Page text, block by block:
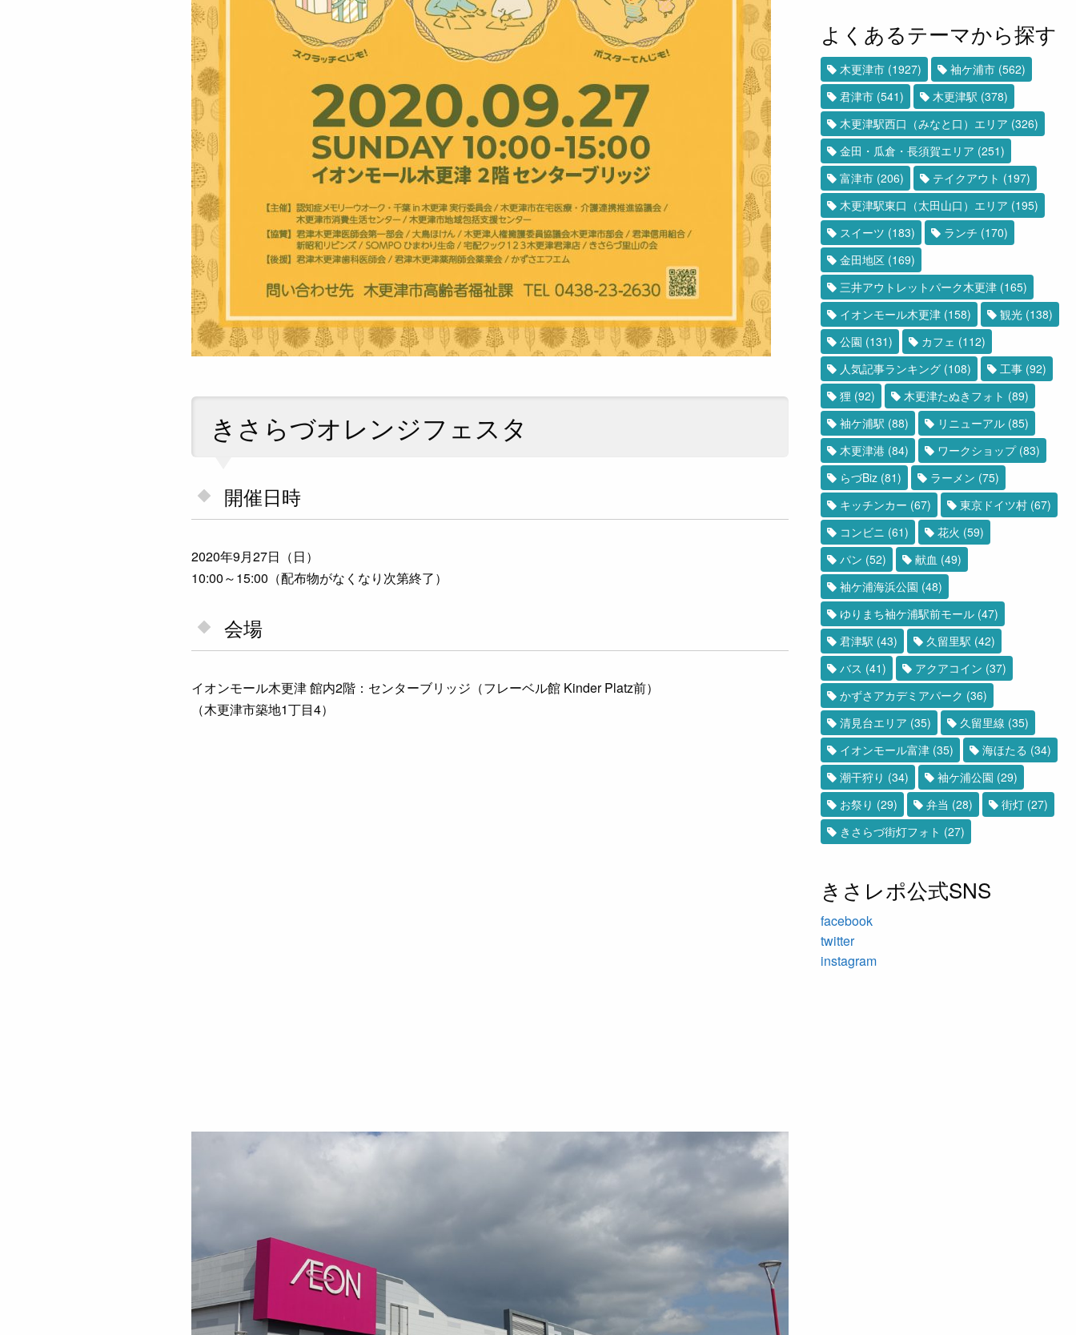
きさらづオレンジフェスタ
開催日時
2020年9月27日（日）
10:00～15:00（配布物がなくなり次第終了）
会場
イオンモール木更津 館内2階：センターブリッジ（フレーベル館 Kinder Platz前）
（木更津市築地1丁目4）
よくあるテーマから探す
木更津市(1927) 袖ケ浦市(562)
君津市(541) 木更津駅 (378)
木更津駅西口（みなと口）エリア (326)
金田・瓜倉・長須賀エリア (251)
富津市(206) テイクアウト (197)
木更津駅東口（太田山口）エリア (195)
スイーツ (183) ランチ (170)
金田地区(169)
三井アウトレットパーク木更津(165)
イオンモール木更津(158) 観光(138)
公園 (131) カフェ (112)
人気記事ランキング(108) 工事(92)
狸 (92) 木更津たぬきフォト (89)
袖ケ浦駅 (88) リニューアル(85)
木更津港(84) ワークショップ(83)
らづBiz(81) ラーメン (75)
キッチンカー (67) 東京ドイツ村(67)
コンビニ (61) 花火 (59)
パン (52) 献血 (49)
袖ケ浦海浜公園 (48)
ゆりまち袖ケ浦駅前モール(47)
君津駅 (43) 久留里駅 (42)
バス (41) アクアコイン (37)
かずさアカデミアパーク (36)
清見台エリア (35) 久留里線 (35)
イオンモール富津(35) 海ほたる (34)
潮干狩り (34) 袖ケ浦公園 (29)
お祭り (29) 弁当 (28) 街灯(27)
きさらづ街灯フォト (27)
きさレポ公式SNS
facebook
twitter
instagram